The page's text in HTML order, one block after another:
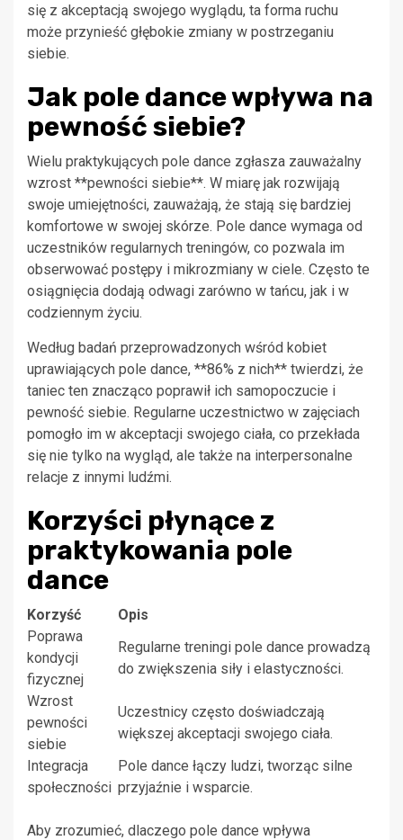
się z akceptacją swojego wyglądu, ta forma ruchu
może przynieść głębokie zmiany w postrzeganiu
siebie.
Jak pole dance wpływa na
pewność siebie?
Wielu praktykujących pole dance zgłasza zauważalny
wzrost **pewności siebie**. W miarę jak rozwijają
swoje umiejętności, zauważają, że stają się bardziej
komfortowe w swojej skórze. Pole dance wymaga od
uczestników regularnych treningów, co pozwala im
obserwować postępy i mikrozmiany w ciele. Często te
osiągnięcia dodają odwagi zarówno w tańcu, jak i w
codziennym życiu.
Według badań przeprowadzonych wśród kobiet
uprawiających pole dance, **86% z nich** twierdzi, że
taniec ten znacząco poprawił ich samopoczucie i
pewność siebie. Regularne uczestnictwo w zajęciach
pomogło im w akceptacji swojego ciała, co przekłada
się nie tylko na wygląd, ale także na interpersonalne
relacje z innymi ludźmi.
Korzyści płynące z
praktykowania pole
dance
Korzyść
Opis
Poprawa
kondycji
fizycznej
Regularne treningi pole dance prowadzą
do zwiększenia siły i elastyczności.
Wzrost
pewności
siebie
Uczestnicy często doświadczają
większej akceptacji swojego ciała.
Integracja
społeczności
Pole dance łączy ludzi, tworząc silne
przyjaźnie i wsparcie.
Aby zrozumieć, dlaczego pole dance wpływa